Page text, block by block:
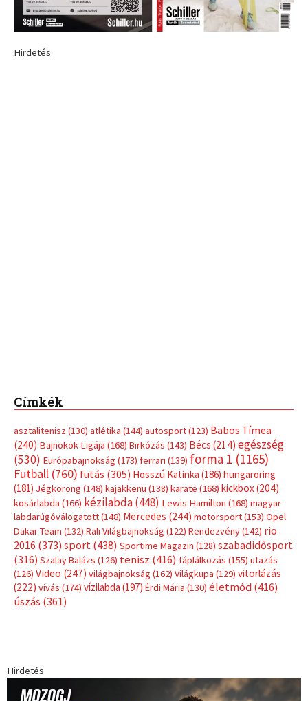
Hirdetés
Címkék
asztalitenisz (130) atlétika (144) autosport(123) Babos Tímea
(240) Bajnokok Ligája (168) Birkózás (143) Bécs (214) egészség
(530) Európabajnokság (173) ferrari (139) forma 1 (1165)
Futball (760) futás (305) Hosszú Katinka (186) hungaroring
(181) Jégkorong (148) kajakkenu (138) karate (168) kickbox(204)
kosárlabda (166) kézilabda(448) Lewis Hamilton (168) magyar
labdarúgóválogatott(148) Mercedes (244) motorsport(153) Opel
Dakar Team (132) Rali Világbajnokság (122) Rendezvény(142) rio
2016 (373) sport(438) Sportime Magazin (128) szabadidősport
(316) Szalay Balázs (126) tenisz (416) táplálkozás (155) utazás
(126) Video (247) világbajnokság (162) Világkupa (129) vitorlázás
(222) vívás (174) vízilabda (197) Érdi Mária (130) életmód(416)
úszás (361)
Hirdetés